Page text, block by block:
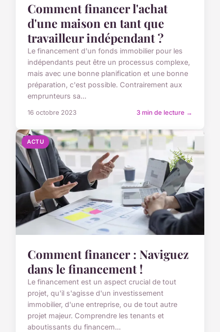
Comment financer l'achat
d'une maison en tant que
travailleur indépendant ?
Le financement d'un fonds immobilier pour les
indépendants peut être un processus complexe,
mais avec une bonne planification et une bonne
préparation, c'est possible. Contrairement aux
emprunteurs sa...
16 octobre 2023 3 min de lecture →
ACTU
Comment financer : Naviguez
dans le financement !
Le financement est un aspect crucial de tout
projet, qu'il s'agisse d'un investissement
immobilier, d'une entreprise, ou de tout autre
projet majeur. Comprendre les tenants et
aboutissants du financem...